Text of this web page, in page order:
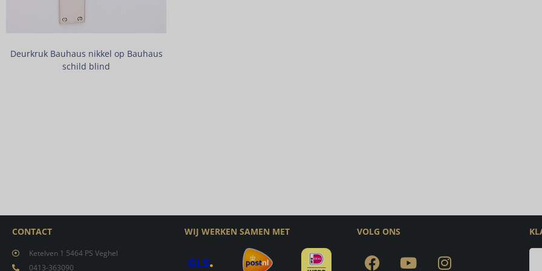
Deurkruk Bauhaus nikkel op Bauhaus
schild blind
CONTACT
Ketelven 1 5464 PS Veghel
0413-363090
WIJ WERKEN SAMEN MET VOLG ONS